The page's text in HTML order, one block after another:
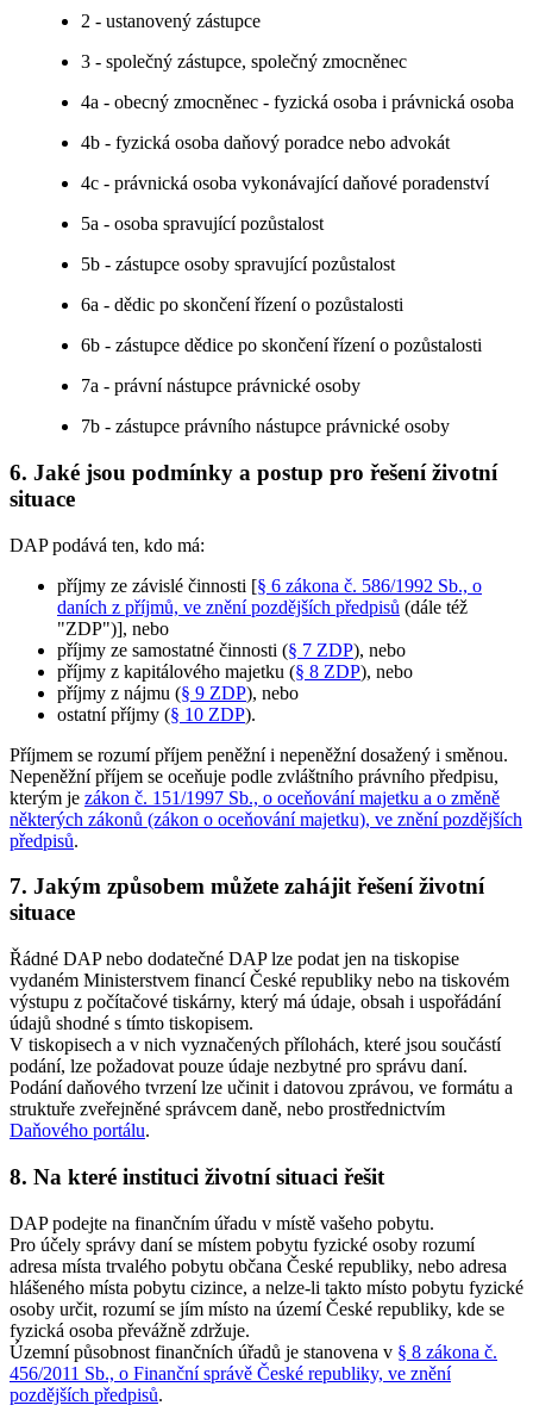
2 - ustanovený zástupce
3 - společný zástupce, společný zmocněnec
4a - obecný zmocněnec - fyzická osoba i právnická osoba
4b - fyzická osoba daňový poradce nebo advokát
4c - právnická osoba vykonávající daňové poradenství
5a - osoba spravující pozůstalost
5b - zástupce osoby spravující pozůstalost
6a - dědic po skončení řízení o pozůstalosti
6b - zástupce dědice po skončení řízení o pozůstalosti
7a - právní nástupce právnické osoby
7b - zástupce právního nástupce právnické osoby
6. Jaké jsou podmínky a postup pro řešení životní
situace
DAP podává ten, kdo má:
příjmy ze závislé činnosti [§ 6 zákona č. 586/1992 Sb., o
daních z příjmů, ve znění pozdějších předpisů (dále též
"ZDP")], nebo
příjmy ze samostatné činnosti (§ 7 ZDP), nebo
příjmy z kapitálového majetku (§ 8 ZDP), nebo
příjmy z nájmu (§ 9 ZDP), nebo
ostatní příjmy (§ 10 ZDP).
Příjmem se rozumí příjem peněžní i nepeněžní dosažený i směnou.
Nepeněžní příjem se oceňuje podle zvláštního právního předpisu,
kterým je zákon č. 151/1997 Sb., o oceňování majetku a o změně
některých zákonů (zákon o oceňování majetku), ve znění pozdějších
předpisů.
7. Jakým způsobem můžete zahájit řešení životní
situace
Řádné DAP nebo dodatečné DAP lze podat jen na tiskopise
vydaném Ministerstvem financí České republiky nebo na tiskovém
výstupu z počítačové tiskárny, který má údaje, obsah i uspořádání
údajů shodné s tímto tiskopisem.
V tiskopisech a v nich vyznačených přílohách, které jsou součástí
podání, lze požadovat pouze údaje nezbytné pro správu daní.
Podání daňového tvrzení lze učinit i datovou zprávou, ve formátu a
struktuře zveřejněné správcem daně, nebo prostřednictvím
Daňového portálu.
8. Na které instituci životní situaci řešit
DAP podejte na finančním úřadu v místě vašeho pobytu.
Pro účely správy daní se místem pobytu fyzické osoby rozumí
adresa místa trvalého pobytu občana České republiky, nebo adresa
hlášeného místa pobytu cizince, a nelze-li takto místo pobytu fyzické
osoby určit, rozumí se jím místo na území České republiky, kde se
fyzická osoba převážně zdržuje.
Územní působnost finančních úřadů je stanovena v § 8 zákona č.
456/2011 Sb., o Finanční správě České republiky, ve znění
pozdějších předpisů.